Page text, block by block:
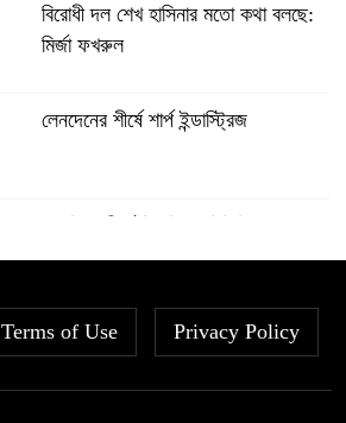
বিরোধী দল শেখ হাসিনার মতো কথা বলছে:
মির্জা ফখরুল
লেনদেনের শীর্ষে শার্প ইন্ডাস্ট্রিজ
মিউচুয়াল ফান্ড
দরপতনের তালিকায় শীর্ষে মেট্রো স্পিনিং
Terms of Use Privacy Policy